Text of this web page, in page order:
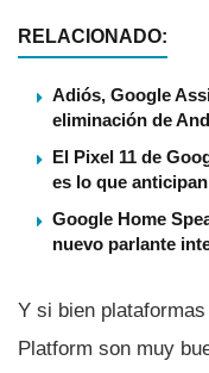
RELACIONADO:
Adiós, Google
eliminación de
El Pixel 11 de
es lo que
Google Home
nuevo parlante
Y si bien
Platform son muy